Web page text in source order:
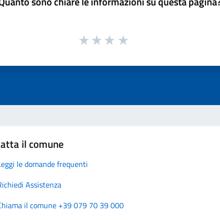
il comune
le domande frequenti
Assistenza
il comune +39 079 70 39 000